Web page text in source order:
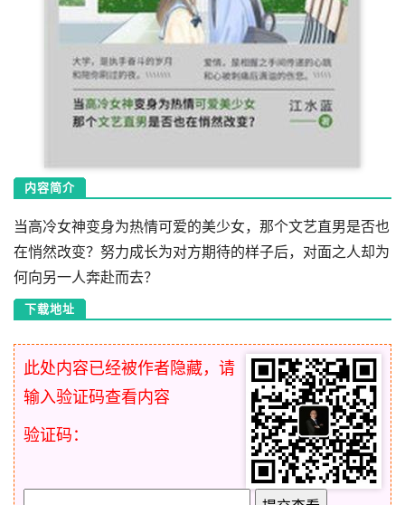
内容简介
当高冷女神变身为热情可爱的美少女，那个文艺直男是否也
在悄然改变？努力成长为对方期待的样子后，对面之人却为
何向另一人奔赴而去？
下载地址
此处内容已经被作者隐藏，请
输入验证码查看内容
验证码：